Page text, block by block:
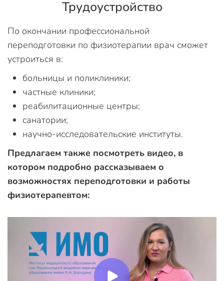
Трудоустройство
По окончании профессиональной
переподготовки по физиотерапии врач сможет
устроиться в:
больницы и поликлиники;
частные клиники;
реабилитационные центры;
санатории;
научно-исследовательские институты.
Предлагаем также посмотреть видео, в
котором подробно рассказываем о
возможностях переподготовки и работы
физиотерапевтом: